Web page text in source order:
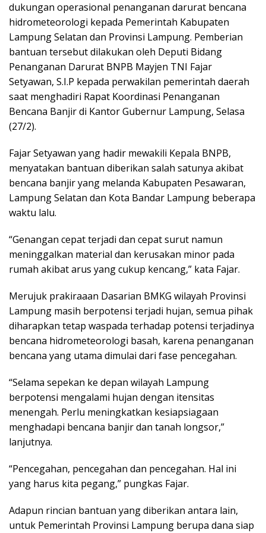
dukungan operasional penanganan darurat bencana
hidrometeorologi kepada Pemerintah Kabupaten
Lampung Selatan dan Provinsi Lampung. Pemberian
bantuan tersebut dilakukan oleh Deputi Bidang
Penanganan Darurat BNPB Mayjen TNI Fajar
Setyawan, S.I.P kepada perwakilan pemerintah daerah
saat menghadiri Rapat Koordinasi Penanganan
Bencana Banjir di Kantor Gubernur Lampung, Selasa
(27/2).
Fajar Setyawan yang hadir mewakili Kepala BNPB,
menyatakan bantuan diberikan salah satunya akibat
bencana banjir yang melanda Kabupaten Pesawaran,
Lampung Selatan dan Kota Bandar Lampung beberapa
waktu lalu.
“Genangan cepat terjadi dan cepat surut namun
meninggalkan material dan kerusakan minor pada
rumah akibat arus yang cukup kencang,” kata Fajar.
Merujuk prakiraaan Dasarian BMKG wilayah Provinsi
Lampung masih berpotensi terjadi hujan, semua pihak
diharapkan tetap waspada terhadap potensi terjadinya
bencana hidrometeorologi basah, karena penanganan
bencana yang utama dimulai dari fase pencegahan.
“Selama sepekan ke depan wilayah Lampung
berpotensi mengalami hujan dengan itensitas
menengah. Perlu meningkatkan kesiapsiagaan
menghadapi bencana banjir dan tanah longsor,”
lanjutnya.
“Pencegahan, pencegahan dan pencegahan. Hal ini
yang harus kita pegang,” pungkas Fajar.
Adapun rincian bantuan yang diberikan antara lain,
untuk Pemerintah Provinsi Lampung berupa dana siap